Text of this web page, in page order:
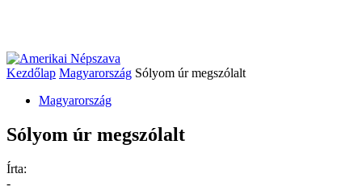
Kezdőlap Magyarország Sólyom úr megszólalt
Magyarország
Sólyom úr megszólalt
Írta:
-